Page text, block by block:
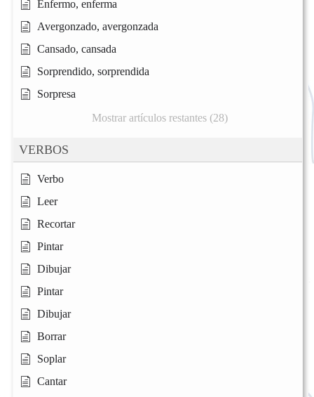
Enfermo, enferma
Avergonzado, avergonzada
Cansado, cansada
Sorprendido, sorprendida
Sorpresa
Mostrar artículos restantes (28)
VERBOS
Verbo
Leer
Recortar
Pintar
Dibujar
Pintar
Dibujar
Borrar
Soplar
Cantar